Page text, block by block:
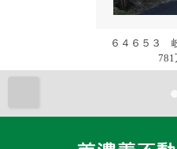
６４６５３
781